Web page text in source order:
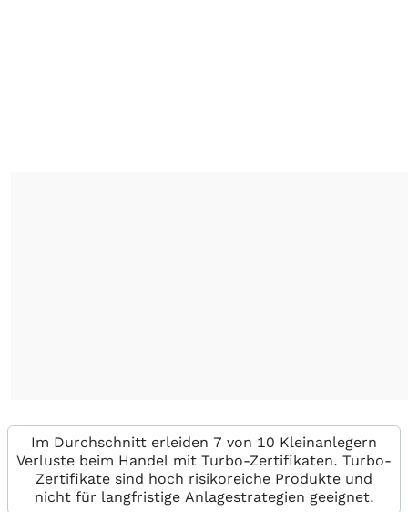
Im Durchschnitt erleiden 7 von 10 Kleinanlegern
Verluste beim Handel mit Turbo-Zertifikaten. Turbo-
Zertifikate sind hoch risikoreiche Produkte und
nicht für langfristige Anlagestrategien geeignet.